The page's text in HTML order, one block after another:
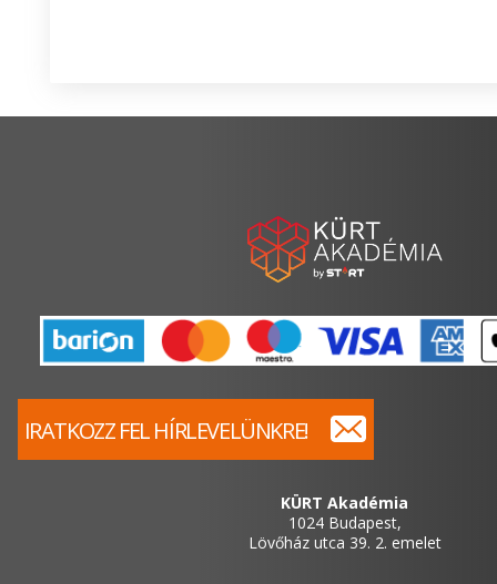
KÜRT Akadémia
1024 Budapest,
Lövőház utca 39. 2. emelet
IRATKOZZ FEL HÍRLEVELÜNKRE!